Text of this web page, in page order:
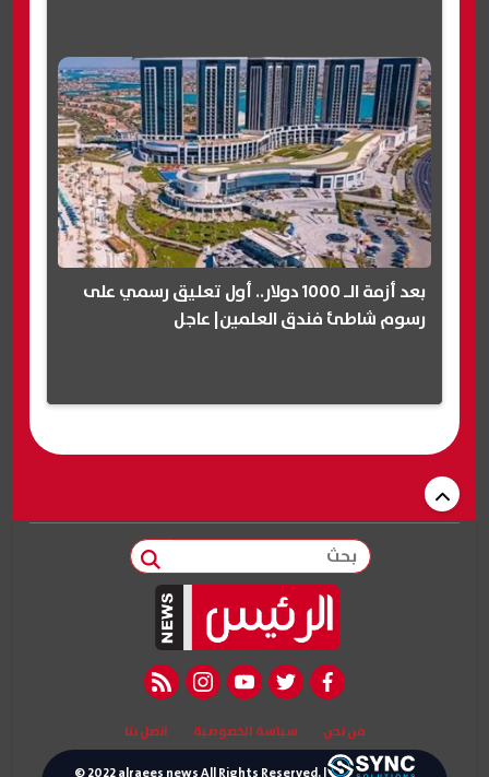
بعد أزمة الـ 1000 دولار.. أول تعليق رسمي على
رسوم شاطئ فندق العلمين| عاجل
بحث
facebook
twitter
youtube
instagram
rss feed
من نحن سياسة الخصوصية اتصل بنا